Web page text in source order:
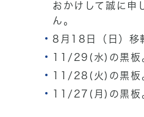
おかけして誠に申
ん。
8月18日（日）移
11/29(水)の黒板
11/28(火)の黒板
11/27(月)の黒板